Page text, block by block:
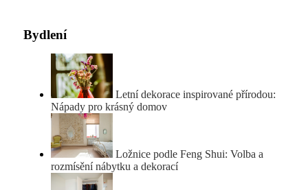
Bydlení
Letní dekorace inspirované přírodou:
Nápady pro krásný domov
Ložnice podle Feng Shui: Volba a
rozmísění nábytku a dekorací